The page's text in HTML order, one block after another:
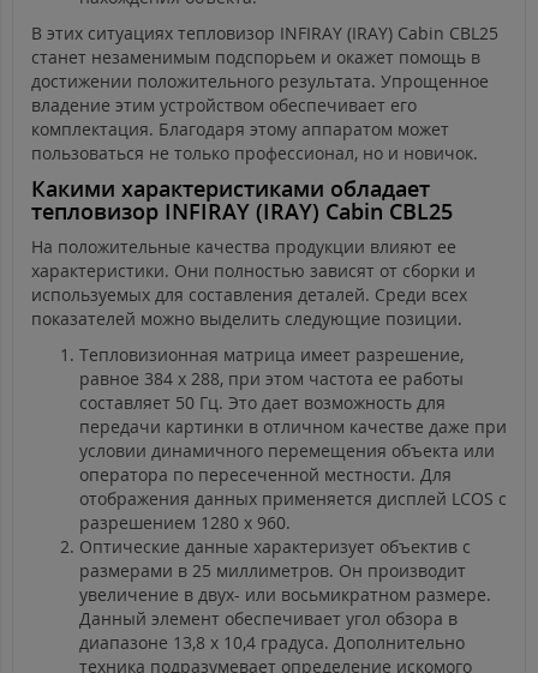
В этих ситуациях тепловизор INFIRAY (IRAY) Cabin CBL25
станет незаменимым подспорьем и окажет помощь в
достижении положительного результата. Упрощенное
владение этим устройством обеспечивает его
комплектация. Благодаря этому аппаратом может
пользоваться не только профессионал, но и новичок.
Какими характеристиками обладает
тепловизор INFIRAY (IRAY) Cabin CBL25
На положительные качества продукции влияют ее
характеристики. Они полностью зависят от сборки и
используемых для составления деталей. Среди всех
показателей можно выделить следующие позиции.
Тепловизионная матрица имеет разрешение,
равное 384 х 288, при этом частота ее работы
составляет 50 Гц. Это дает возможность для
передачи картинки в отличном качестве даже при
условии динамичного перемещения объекта или
оператора по пересеченной местности. Для
отображения данных применяется дисплей LCOS с
разрешением 1280 х 960.
Оптические данные характеризует объектив с
размерами в 25 миллиметров. Он производит
увеличение в двух- или восьмикратном размере.
Данный элемент обеспечивает угол обзора в
диапазоне 13,8 х 10,4 градуса. Дополнительно
техника подразумевает определение искомого